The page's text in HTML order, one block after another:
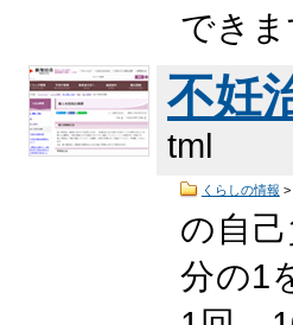
でき
不妊
tml
くらしの情報 >
の自
分の1